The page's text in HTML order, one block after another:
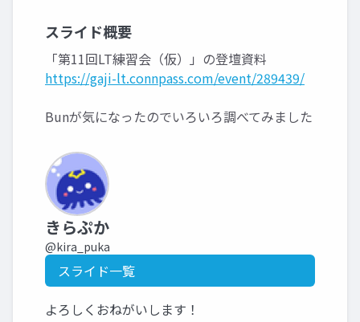
スライド概要
「第11回LT練習会（仮）」の登壇資料
https://gaji-lt.connpass.com/event/289439/
Bunが気になったのでいろいろ調べてみました
きらぷか
@kira_puka
スライド一覧
よろしくおねがいします！